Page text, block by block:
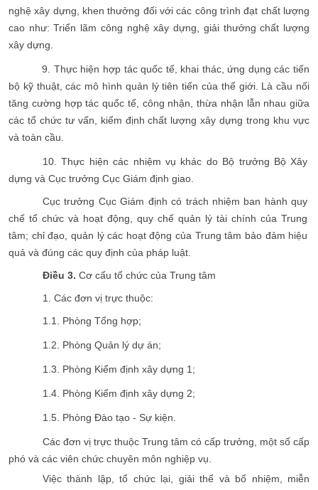
nghệ xây dựng, khen thưởng đối với các công trình đạt chất lượng
cao như: Triển lãm công nghệ xây dựng, giải thưởng chất lượng
xây dựng.
9. Thực hiện hợp tác quốc tế, khai thác, ứng dụng các tiến
bộ kỹ thuật, các mô hình quản lý tiên tiến của thế giới. Là cầu nối
tăng cường hợp tác quốc tế, công nhận, thừa nhận lẫn nhau giữa
các tổ chức tư vấn, kiểm định chất lượng xây dựng trong khu vực
và toàn cầu.
10. Thực hiện các nhiệm vụ khác do Bộ trưởng Bộ Xây
dựng và Cục trưởng Cục Giám định giao.
Cục trưởng Cục Giám định có trách nhiệm ban hành quy
chế tổ chức và hoạt động, quy chế quản lý tài chính của Trung
tâm; chỉ đạo, quản lý các hoạt động của Trung tâm bảo đảm hiệu
quả và đúng các quy định của pháp luật.
Điều 3. Cơ cấu tổ chức của Trung tâm
1. Các đơn vị trực thuộc:
1.1. Phòng Tổng hợp;
1.2. Phòng Quản lý dự án;
1.3. Phòng Kiểm định xây dựng 1;
1.4. Phòng Kiểm định xây dựng 2;
1.5. Phòng Đào tạo - Sự kiện.
Các đơn vị trực thuộc Trung tâm có cấp trưởng, một số cấp
phó và các viên chức chuyên môn nghiệp vụ.
Việc thành lập, tổ chức lại, giải thể và bổ nhiệm, miễn